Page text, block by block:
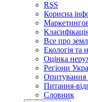
RSS
Корисна
Все про
Екологія та
Оцінка
Регіони
Опитування
Питання-
Словник